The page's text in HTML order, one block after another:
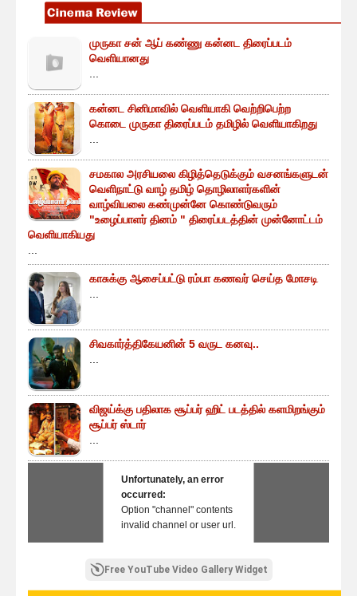
முருகா சன் ஆப் கண்ணு கன்னட திரைப்படம்
வெளியானது
கன்னட சினிமாவில் வெளியாகி வெற்றிபெற்ற
கொடை முருகா திரைப்படம் தமிழில் வெளியாகிறது
சமகால அரசியலை கிழித்தெடுக்கும் வசனங்களுடன்
வெளிநாட்டு வாழ் தமிழ் தொழிலாளர்களின்
வாழ்வியலை கண்முன்னே கொண்டுவரும்
"உழைப்பாளர் தினம் " திரைப்படத்தின் முன்னோட்டம்
வெளியாகியது
காசுக்கு ஆசைப்பட்டு ரம்பா கணவர் செய்த மோசடி
சிவகார்த்திகேயனின் 5 வருட கனவு..
விஜய்க்கு பதிலாக சூப்பர் ஹிட் படத்தில் களமிறங்கும்
சூப்பர் ஸ்டார்
Unfortunately, an error
occurred:
Option "channel" contents
invalid channel or user url.
Free YouTube Video Gallery Widget